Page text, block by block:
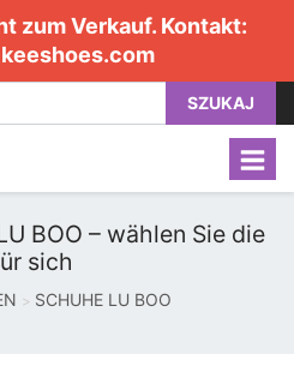
zum Verkauf. Kontakt:
SZUKAJ
BOO – wählen Sie die
sich
SCHUHE LU BOO